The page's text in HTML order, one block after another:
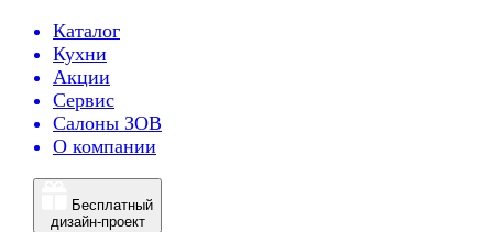
Каталог
Кухни
Акции
Сервис
Салоны ЗОВ
О компании
Бесплатный
дизайн-проект